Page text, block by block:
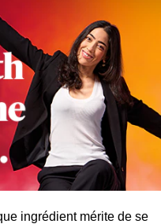
ingrédient mérite de se